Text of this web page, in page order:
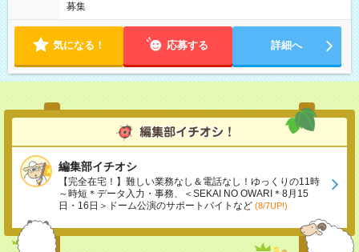
募集
気になる！ 応募する 詳細へ
編集部イチオシ
【完全在宅！】難しい業務なし＆電話なし！ゆっくりの11時
～時短＊データ入力・事務、＜SEKAI NO OWARI＊8月15
日・16日＞ドーム公演のサポートバイトなど (8/7UP!)